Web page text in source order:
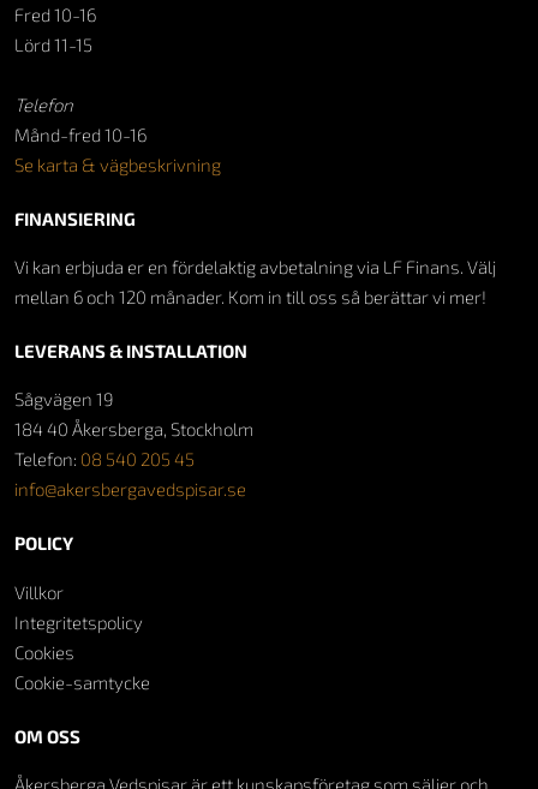
OM OSS
Åkersberga Vedspisar är ett kunskapsföretag som säljer och
Fred 10-16
Lörd 11-15
Telefon
Månd-fred 10-16
Se karta & vägbeskrivning
FINANSIERING
Vi kan erbjuda er en fördelaktig avbetalning via LF Finans. Välj
mellan 6 och 120 månader. Kom in till oss så berättar vi mer!
LEVERANS & INSTALLATION
Sågvägen 19
184 40 Åkersberga, Stockholm
Telefon: 08 540 205 45
info@akersbergavedspisar.se
POLICY
Villkor
Integritetspolicy
Cookies
Cookie-samtycke